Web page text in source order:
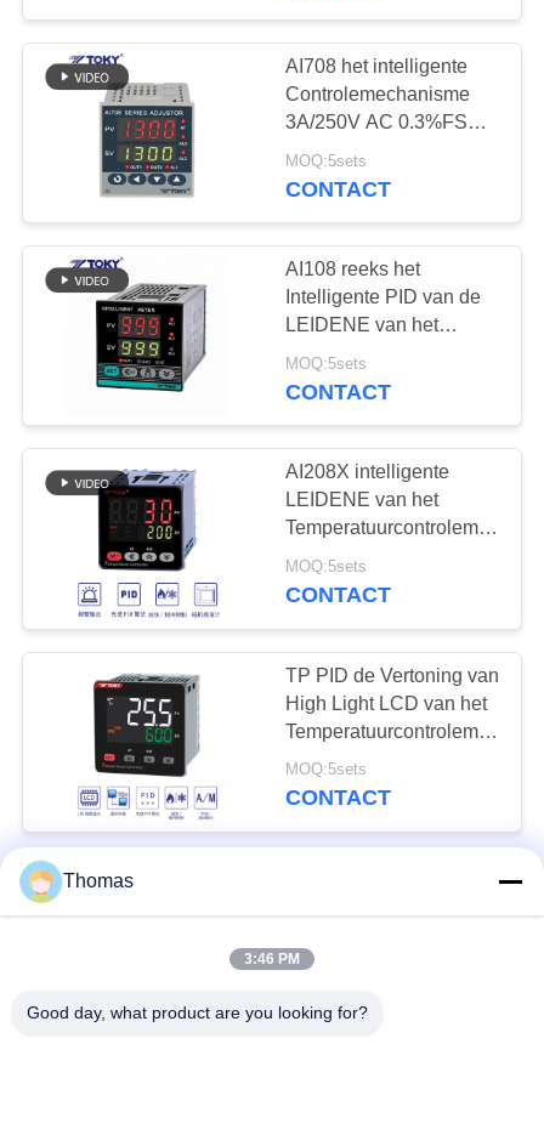
Waterdichte
Machtsschakelaar
Schuifschakelaar
Intelligent
13
Elektrische energie
28
AI708 het intelligente
Controlemechanisme
3A/250V AC 0.3%FS
van de
Precisietemperatuur
MOQ:5sets
CONTACT
AI108 reeks het
Intelligente PID van de
LEIDENE van het
0.5%FS Alarm
MOQ:5sets
CONTACT
AI208X intelligente
LEIDENE van het
0.5%FS Vertoning
AC/DC 100~240V
MOQ:5sets
CONTACT
TP PID de Vertoning van
High Light LCD van het
RS485 3A/250V AC
MOQ:5sets
CONTACT
RS485 AC/gelijkstroom
240V LCD
MOQ:5Set
CONTACT
Thomas
3:46 PM
Good day, what product are you looking for?